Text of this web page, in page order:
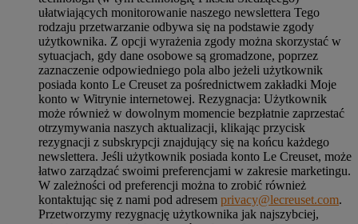
ułatwiających monitorowanie naszego newslettera Tego
rodzaju przetwarzanie odbywa się na podstawie zgody
użytkownika. Z opcji wyrażenia zgody można skorzystać w
sytuacjach, gdy dane osobowe są gromadzone, poprzez
zaznaczenie odpowiedniego pola albo jeżeli użytkownik
posiada konto Le Creuset za pośrednictwem zakładki Moje
konto w Witrynie internetowej. Rezygnacja: Użytkownik
może również w dowolnym momencie bezpłatnie zaprzestać
otrzymywania naszych aktualizacji, klikając przycisk
rezygnacji z subskrypcji znajdujący się na końcu każdego
newslettera. Jeśli użytkownik posiada konto Le Creuset, może
łatwo zarządzać swoimi preferencjami w zakresie marketingu.
W zależności od preferencji można to zrobić również
kontaktując się z nami pod adresem privacy@lecreuset.com.
Przetworzymy rezygnację użytkownika jak najszybciej,